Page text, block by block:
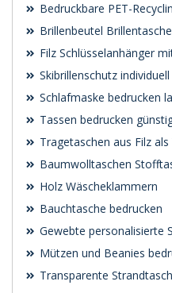
Bedruckbare PET-
Brillenbeutel
Filz Schlüsselanhänger
Skibrillenschutz
Schlafmaske bedrucken
Tassen bedrucken
Tragetaschen aus Filz
Baumwolltaschen
Holz Wäscheklammern
Bauchtasche bedrucken
Gewebte personalisierte
Mützen und Beanies
Transparente